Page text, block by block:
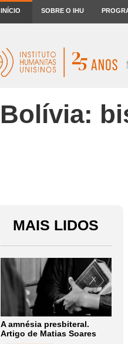
INÍCIO SOBRE O IHU
Bolívia:
MAIS LIDOS
A amnésia presbiteral.
Artigo de Matias Soares